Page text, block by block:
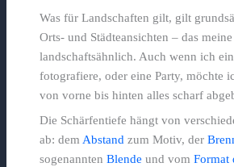
Was für Landschaften gilt, gilt
Orts- und Städteansichten – das
landschaftsähnlich. Auch wenn ich
fotografiere, oder eine Party, möchte
von vorne bis hinten alles scharf
Die Schärfentiefe hängt von
ab: demAbstand zum Motiv, der
sogenanntenBlende und vomFormat